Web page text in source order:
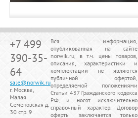
+7 499
390-35-
64
sale@norwik.ru
г. Москва,
Малая
Семёновская д.
30 стр. 9
Вся информация,
опубликованная на сайте
norwik.ru, в т.ч. цены товаров,
описания, характеристики и
комплектации не являются
публичной офертой,
определяемой положениями
Статьи 437 Гражданского кодекса
РФ, и носят исключительно
справочный характер. Договор
оферты заключается только